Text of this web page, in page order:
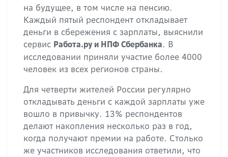
на будущее, в том числе на пенсию.
Каждый пятый респондент откладывает
деньги в сбережения с зарплаты, выяснили
сервис Работа.ру и НПФ Сбербанка. В
исследовании приняли участие более 4000
человек из всех регионов страны.
Для четверти жителей России регулярно
откладывать деньги с каждой зарплаты уже
вошло в привычку. 13% респондентов
делают накопления несколько раз в год,
когда получают премии на работе. Столько
же участников исследования ответили, что